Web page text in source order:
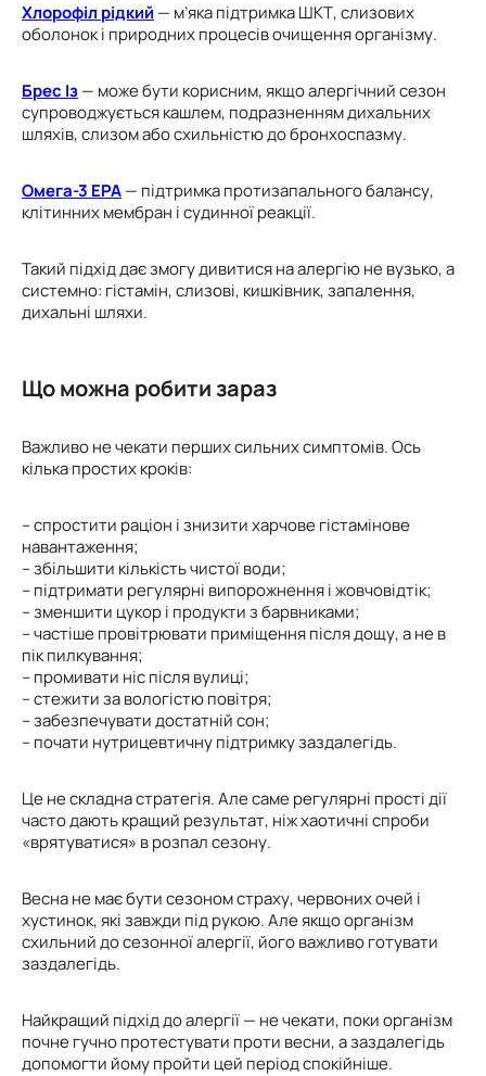
Хлорофіл рідкий — м’яка підтримка ШКТ, слизових
оболонок і природних процесів очищення організму.
Брес Із— може бути корисним, якщо алергічний сезон
супроводжується кашлем, подразненням дихальних
шляхів, слизом або схильністю до бронхоспазму.
Омега-3 EPA— підтримка протизапального балансу,
клітинних мембран і судинної реакції.
Такий підхід дає змогу дивитися на алергію не вузько, а
системно: гістамін, слизові, кишківник, запалення,
дихальні шляхи.
Що можна робити зараз
Важливо не чекати перших сильних симптомів. Ось
кілька простих кроків:
– спростити раціон і знизити харчове гістамінове
навантаження;
– збільшити кількість чистої води;
– підтримати регулярні випорожнення і жовчовідтік;
– зменшити цукор і продукти з барвниками;
– частіше провітрювати приміщення після дощу, а не в
пік пилкування;
– промивати ніс після вулиці;
– стежити за вологістю повітря;
– забезпечувати достатній сон;
– почати нутрицевтичну підтримку заздалегідь.
Це не складна стратегія. Але саме регулярні прості дії
часто дають кращий результат, ніж хаотичні спроби
«врятуватися» в розпал сезону.
Весна не має бути сезоном страху, червоних очей і
хустинок, які завжди під рукою. Але якщо організм
схильний до сезонної алергії, його важливо готувати
заздалегідь.
Найкращий підхід до алергії — не чекати, поки організм
почне гучно протестувати проти весни, а заздалегідь
допомогти йому пройти цей період спокійніше.